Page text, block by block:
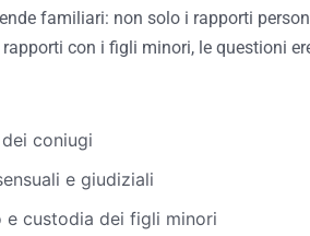
familiari: non solo i rapporti
con i figli minori, le questioni
coniugi
e giudiziali
e custodia dei figli minori